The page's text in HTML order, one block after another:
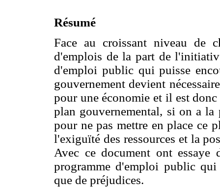
Résumé
Face au croissant niveau de
d'emplois de la part de
d'emploi public qui puisse
gouvernement devient
pour une économie et il est
plan gouvernemental, si on a
pour ne pas mettre en place ce
l'exiguïté des ressources et la
Avec ce document ont essaye
programme d'emploi public qui
que de préjudices.